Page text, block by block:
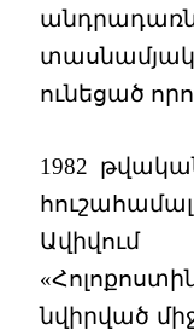
ունեցած
1982
Ավիվում
նվիրված